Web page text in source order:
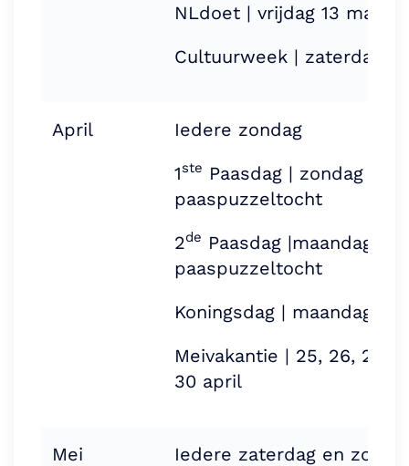
NLdoet | vrijdag 13 maart
Cultuurweek | zaterdag
April
Iedere zondag
1ste Paasdag | zondag 5
paaspuzzeltocht
2de Paasdag |maandag 6
paaspuzzeltocht
Koningsdag | maandag 27
Meivakantie | 25, 26, 27,
30 april
Mei
Iedere zaterdag en